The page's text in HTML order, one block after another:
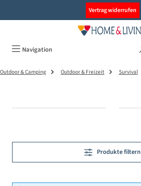
Vertrag widerrufen
Navigation
Outdoor & Camping Outdoor & Freizeit Survival
Produkte filtern